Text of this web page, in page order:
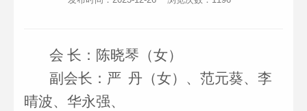
会 长：陈晓琴（女）
副会长： 严 丹 （女） 、范元葵、李
晴波、华永强、